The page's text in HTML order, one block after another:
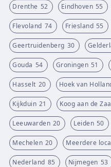
Drenthe 52 Eindhoven 55
Flevoland 74 Friesland 55
Geertruidenberg 30
Gouda 54 Groningen 51
Hasselt 20 Hoek van
Kijkduin 21 Koog aan de
Leeuwarden 20 Leiden 50
Mechelen 20 Meerdere
Nederland 85 Nijmegen 53